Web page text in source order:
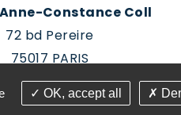
Constance Coll
72 bd Pereire
75017 PARIS
: 01 60 88 18 78
Absolute
OK, accept all